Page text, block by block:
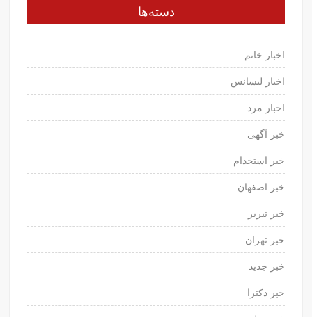
دسته‌ها
اخبار خانم
اخبار لیسانس
اخبار مرد
خبر آگهی
خبر استخدام
خبر اصفهان
خبر تبریز
خبر تهران
خبر جدید
خبر دکترا